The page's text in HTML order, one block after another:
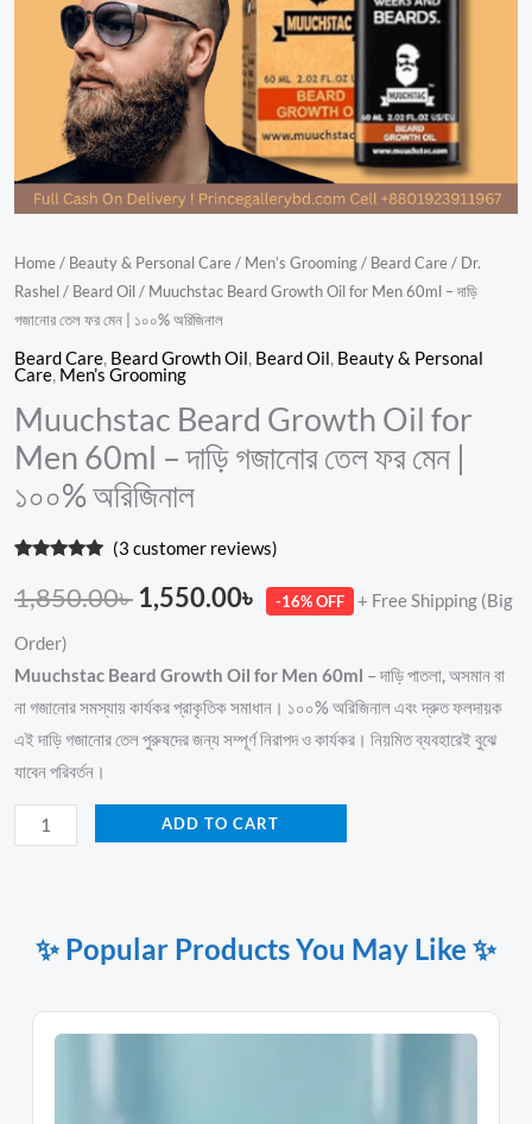
Home/ Beauty & Personal Care/ Men’s Grooming/ Beard Care/ Dr.
Rashel/ Beard Oil/ Muuchstac Beard Growth Oil for Men 60ml – দাড়ি
গজানোর তেল ফর মেন | ১০০% অরিজিনাল
Beard Care, Beard Growth Oil, Beard Oil, Beauty & Personal
Care, Men’s Grooming
Muuchstac Beard Growth Oil for
Men 60ml – দাড়ি গজানোর তেল ফর মেন |
১০০% অরিজিনাল
out of 5
based on
rating
(3 customer reviews)
1,850.00৳ 1,550.00৳ -16% OFF + Free Shipping (Big
Order)
Muuchstac Beard Growth Oil for Men 60ml – দাড়ি পাতলা, অসমান বা
না গজানোর সমস্যায় কার্যকর প্রাকৃতিক সমাধান। ১০০% অরিজিনাল এবং দ্রুত ফলদায়ক
এই দাড়ি গজানোর তেল পুরুষদের জন্য সম্পূর্ণ নিরাপদ ও কার্যকর। নিয়মিত ব্যবহারেই বুঝে
যাবেন পরিবর্তন।
১০০%
অরিজিনাল
ADD TO CART
✨ Popular Products You May Like ✨